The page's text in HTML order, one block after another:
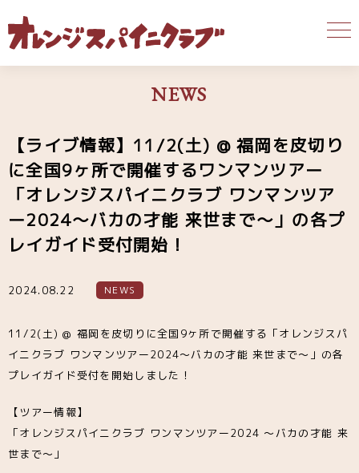
NEWS
【ライブ情報】11/2(土) @ 福岡を皮切り
に全国9ヶ所で開催するワンマンツアー
「オレンジスパイニクラブ ワンマンツア
ー2024～バカの才能 来世まで～」の各プ
レイガイド受付開始！
2024.08.22 NEWS
11/2(土) @ 福岡を皮切りに全国9ヶ所で開催する「オレンジスパ
イニクラブ ワンマンツアー2024～バカの才能 来世まで～」の各
プレイガイド受付を開始しました！
【ツアー情報】
「オレンジスパイニクラブ ワンマンツアー2024 ～バカの才能 来
世まで～」